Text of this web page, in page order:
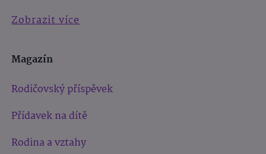
Zobrazit více
Magazín
Rodičovský příspěvek
Přídavek na dítě
Rodina a vztahy